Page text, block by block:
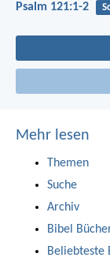
Psalm 121:1-2
Mehr lesen
Themen
Suche
Archiv
Bibel
Beliebteste